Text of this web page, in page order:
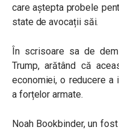
care aștepta probele
state de avocații săi.
În scrisoare sa de
Trump, arătând că
economiei, o reducere
a forțelor armate.
Noah Bookbinder, un